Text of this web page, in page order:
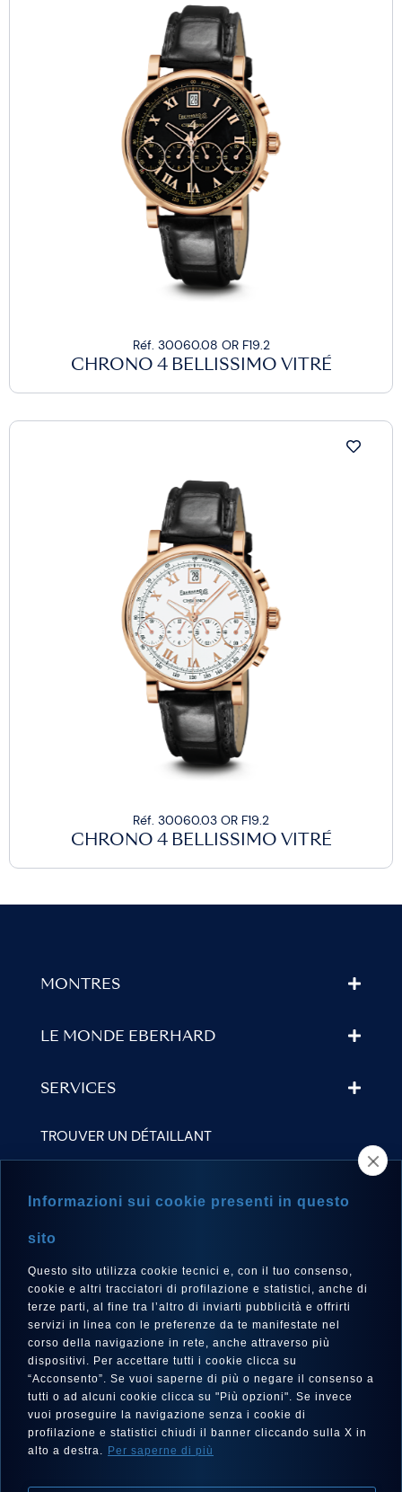
Réf. 30060.08 OR F19.2
CHRONO 4 BELLISSIMO VITRÉ
Réf. 30060.03 OR F19.2
CHRONO 4 BELLISSIMO VITRÉ
MONTRES
LE MONDE EBERHARD
SERVICES
TROUVER UN DÉTAILLANT
Français
SUIVEZ-NOUS SUR
Informazioni sui cookie presenti in questo
sito
Questo sito utilizza cookie tecnici e, con il tuo consenso,
cookie e altri tracciatori di profilazione e statistici, anche di
terze parti, al fine tra l’altro di inviarti pubblicità e offrirti
servizi in linea con le preferenze da te manifestate nel
corso della navigazione in rete, anche attraverso più
dispositivi. Per accettare tutti i cookie clicca su
“Acconsento”. Se vuoi saperne di più o negare il consenso a
tutti o ad alcuni cookie clicca su "Più opzioni". Se invece
vuoi proseguire la navigazione senza i cookie di
profilazione e statistici chiudi il banner cliccando sulla X in
alto a destra. Per saperne di più